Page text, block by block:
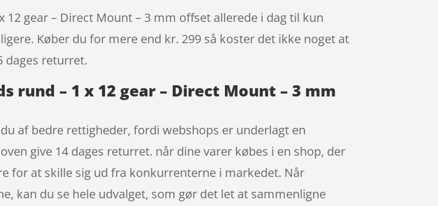
12 gear – Direct Mount – 3 mm offset allerede i dag til kun
Køber du for mere end kr. 299 så koster det ikke noget at
dages returret.
rund – 1 x 12 gear – Direct Mount – 3 mm
af bedre rettigheder, fordi webshops er underlagt en
give 14 dages returret. når dine varer købes i en shop, der
for at skille sig ud fra konkurrenterne i markedet. Når
kan du se hele udvalget, som gør det let at sammenligne